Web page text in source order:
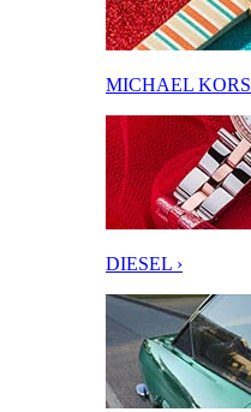
MICHAEL KORS
DIESEL ›